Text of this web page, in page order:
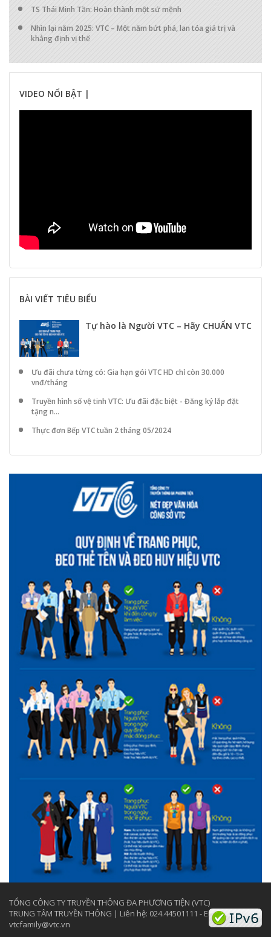
TS Thái Minh Tần: Hoàn thành một sứ mệnh
Nhìn lại năm 2025: VTC – Một năm bứt phá, lan tỏa giá trị và
khẳng định vị thế
VIDEO NỔI BẬT |
BÀI VIẾT TIÊU BIỂU
Tự hào là Người VTC – Hãy CHUẨN VTC
Ưu đãi chưa từng có: Gia hạn gói VTC HD chỉ còn 30.000
vnđ/tháng
Truyền hình số vệ tinh VTC: Ưu đãi đặc biệt - Đăng ký lắp đặt
tặng n...
Thực đơn Bếp VTC tuần 2 tháng 05/2024
TỔNG CÔNG TY TRUYỀN THÔNG ĐA PHƯƠNG TIỆN (VTC)
TRUNG TÂM TRUYỀN THÔNG | Liên hệ: 024.44501111 - Email:
vtcfamily@vtc.vn